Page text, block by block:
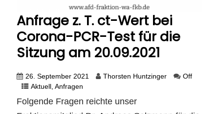
Anfrage z. T. ct-Wert bei
Corona-PCR-Test für die
Sitzung am 20.09.2021
26. September 2021 Thorsten Huntzinger
Off
Aktuell,Anfragen
Folgende Fragen reichte unser